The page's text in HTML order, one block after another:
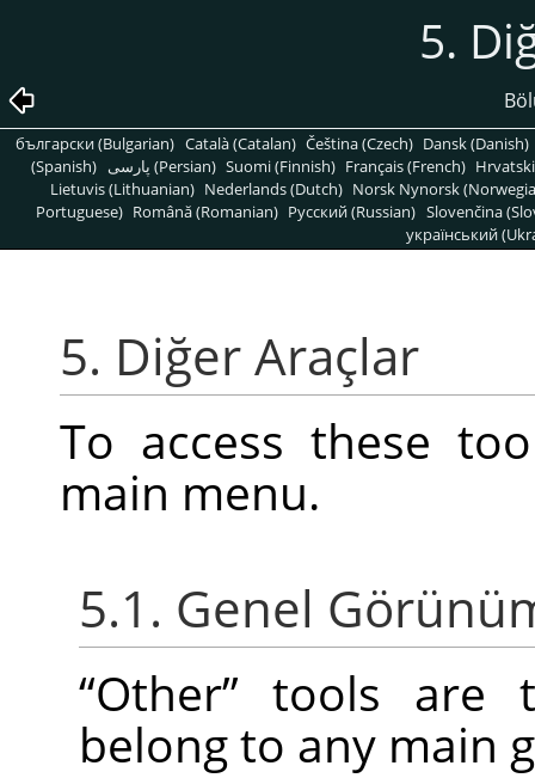
5.
български (Bulgarian) Català (Catalan) Čeština (Czech) Dansk (Danish)
(Spanish)
پارسی (Persian) Suomi (Finnish) Français (French)
Lietuvis (Lithuanian) Nederlands (Dutch) Norsk Nynorsk
Portuguese) Română (Romanian) Pусский (Russian) Slovenčina
український
5. Diğer Araçlar
To access these
main menu.
5.1. Genel
“Other” tools are
belong to any main